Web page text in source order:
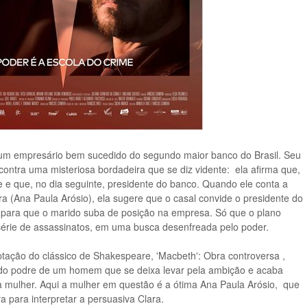
empresário bem sucedido do segundo maior banco do Brasil. Seu
uma misteriosa bordadeira que se diz vidente: ela afirma que,
que, no dia seguinte, presidente do banco. Quando ele conta a
(Ana Paula Arósio), ela sugere que o casal convide o presidente do
que o marido suba de posição na empresa. Só que o plano
de assassinatos, em uma busca desenfreada pelo poder.
do clássico de Shakespeare, 'Macbeth': Obra controversa ,
podre de um homem que se deixa levar pela ambição e acaba
Aqui a mulher em questão é a ótima Ana Paula Arósio, que
para interpretar a persuasiva Clara.